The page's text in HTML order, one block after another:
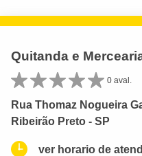
Quitanda e
0 aval.
Rua Thomaz Nogueira
Ribeirão Preto - SP
ver horario de